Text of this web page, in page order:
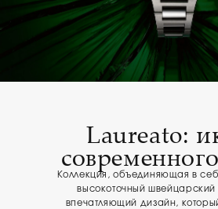
Laureato:
Коллекция, объединяющая в
высокоточный швейцарский
впечатляющий дизайн,